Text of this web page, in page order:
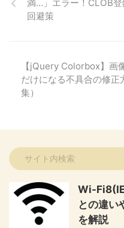
満…」エラー！CLOB
回避策
【jQuery Colorbox】画
だけになる不具合の修正
集）
Wi-
との違い
を解説